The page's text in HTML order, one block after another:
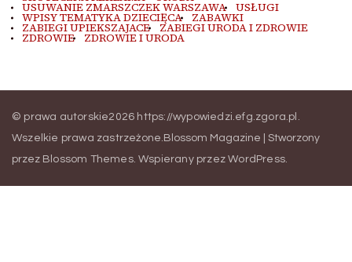
USUWANIE ZMARSZCZEK WARSZAWA USŁUGI
WPISY TEMATYKA DZIECIĘCA ZABAWKI
ZABIEGI UPIEKSZAJACE ZABIEGI URODA I ZDROWIE
ZDROWIE ZDROWIE I URODA
© prawa autorskie2026 https://wypowiedzi.efg.zgora.pl .
Wszelkie prawa zastrzeżone. Blossom Magazine | Stworzony
przez Blossom Themes. Wspierany przezWordPress.